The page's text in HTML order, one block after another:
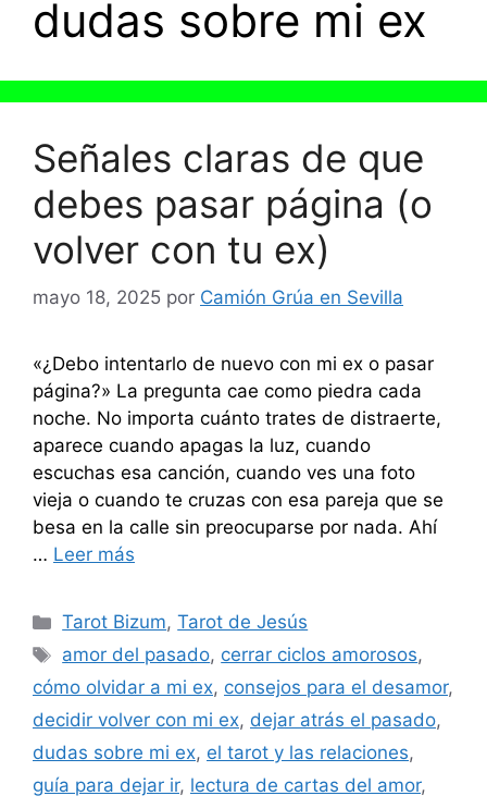
dudas sobre mi ex
Señales claras de que
debes pasar página (o
volver con tu ex)
mayo 18, 2025 por Camión Grúa en Sevilla
«¿Debo intentarlo de nuevo con mi ex o pasar
página?» La pregunta cae como piedra cada
noche. No importa cuánto trates de distraerte,
aparece cuando apagas la luz, cuando
escuchas esa canción, cuando ves una foto
vieja o cuando te cruzas con esa pareja que se
besa en la calle sin preocuparse por nada. Ahí
… Leer más
Categorías
Tarot Bizum,Tarot de Jesús
Etiquetas
amor del pasado, cerrar ciclos amorosos,
cómo olvidar a mi ex, consejos para el desamor,
decidir volver con mi ex, dejar atrás el pasado,
dudas sobre mi ex, el tarot y las relaciones,
guía para dejar ir, lectura de cartas del amor,